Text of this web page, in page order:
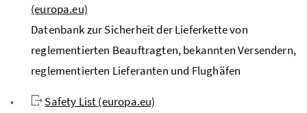
(europa.eu)
Datenbank zur Sicherheit der Lieferkette von
reglementierten Beauftragten, bekannten Versendern,
reglementierten Lieferanten und Flughäfen
Safety List (europa.eu)